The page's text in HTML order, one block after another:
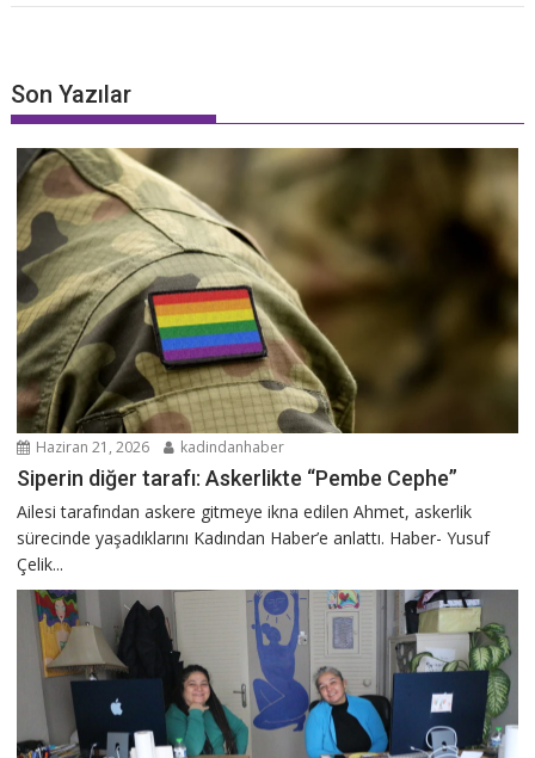
Son Yazılar
Haziran 21, 2026 kadindanhaber
Siperin diğer tarafı: Askerlikte “Pembe Cephe”
Ailesi tarafından askere gitmeye ikna edilen Ahmet, askerlik
sürecinde yaşadıklarını Kadından Haber’e anlattı. Haber- Yusuf
Çelik...